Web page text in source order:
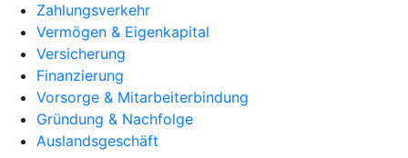
Zahlungsverkehr
Vermögen & Eigenkapital
Versicherung
Finanzierung
Vorsorge & Mitarbeiterbindung
Gründung & Nachfolge
Auslandsgeschäft